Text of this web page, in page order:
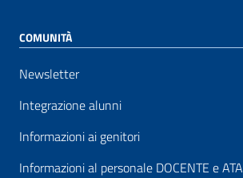
COMUNITÀ
Newsletter
Integrazione alunni
Informazioni ai genitori
Informazioni al personale DOCENTE e ATA